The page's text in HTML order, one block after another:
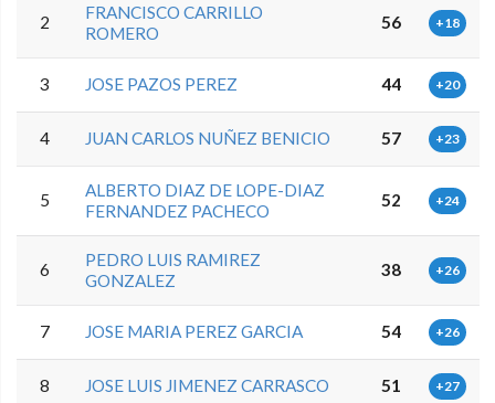
2
FRANCISCO CARRILLO
ROMERO
56 +18
3 JOSE PAZOS PEREZ 44 +20
4 JUAN CARLOS NUÑEZ BENICIO 57 +23
5
ALBERTO DIAZ DE LOPE-DIAZ
FERNANDEZ PACHECO
52 +24
6
PEDRO LUIS RAMIREZ
GONZALEZ
38 +26
7 JOSE MARIA PEREZ GARCIA 54 +26
8 JOSE LUIS JIMENEZ CARRASCO 51 +27